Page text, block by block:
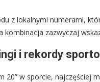
z lokalnymi numerami,
zazwyczaj
i rekordy
20” w sporcie, najczęściej